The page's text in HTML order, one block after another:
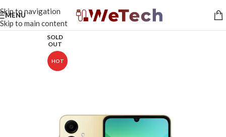
Skip to navigation
Skip to main content
MENU
SOLD
OUT
HOT